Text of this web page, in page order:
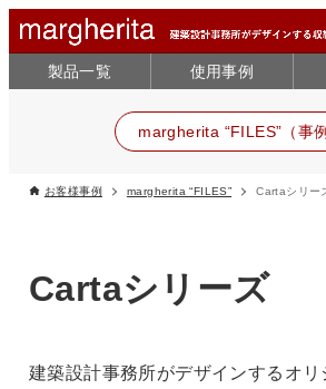
製品一覧 使用事例
margherita “FILES”（事
お客様事例 margherita “FILES” Cartaシリー
Cartaシリーズ
建築設計事務所がデザインするオ